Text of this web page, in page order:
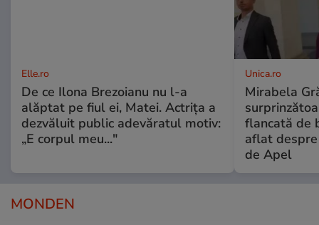
Elle.ro
De ce Ilona Brezoianu nu l-a
alăptat pe fiul ei, Matei. Actrița a
dezvăluit public adevăratul motiv:
„E corpul meu..."
Unica.ro
Mirabela
flancată de
aflat
de Apel
MONDEN